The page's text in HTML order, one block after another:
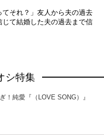
てそれ？」友人から夫の過去
て結婚した夫の過去まで信
シ特集
！純愛『（LOVE SONG）』